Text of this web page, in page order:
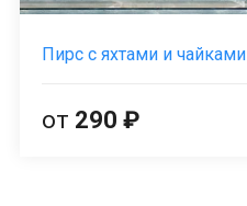
Пирс с яхтами и чайками
от 290 ₽